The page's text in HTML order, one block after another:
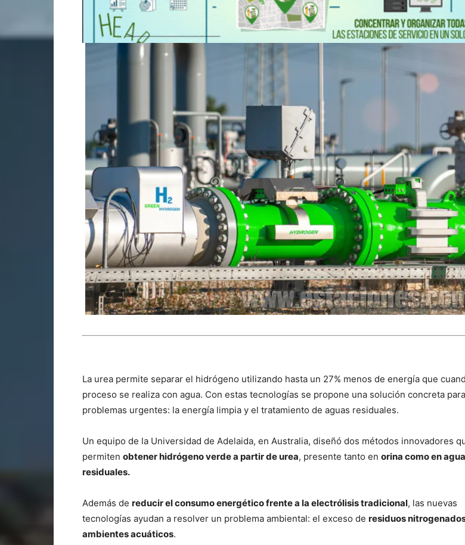
La urea permite separar el hidrógeno utilizando hasta un 27% menos de energía que
proceso se realiza con agua. Con estas tecnologías se propone una solución concreta
problemas urgentes: la energía limpia y el tratamiento de aguas residuales.
Un equipo de la Universidad de Adelaida, en Australia, diseñó dos métodos innovadores
permiten obtener hidrógeno verde a partir de urea, presente tanto en orina como en
residuales.
Además de reducir el consumo energético frente a la electrólisis tradicional, las nuevas
tecnologías ayudan a resolver un problema ambiental: el exceso de residuos
ambientes acuáticos.